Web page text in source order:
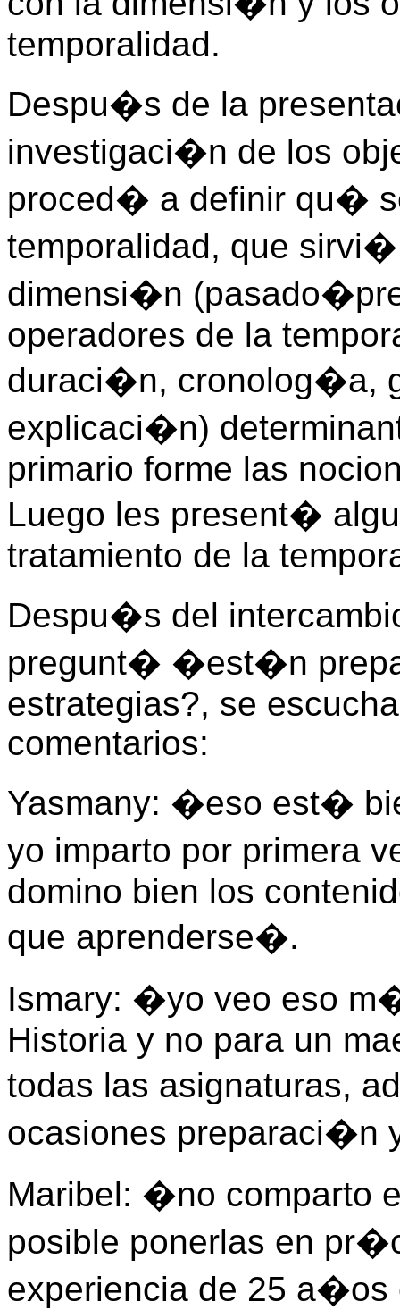
temporalidad.
Despu�s de la
investigaci�n de los
proced� a definir qu�
temporalidad, que
dimensi�n
operadores de la
duraci�n, cronolog�a,
explicaci�n)
primario forme las
Luego les present�
tratamiento de la
Despu�s del
pregunt� �est�n
estrategias?, se
comentarios:
Yasmany: �eso est�
yo imparto por primera
domino bien los
que aprenderse�.
Ismary: �yo veo eso
Historia y no para un
todas las asignaturas,
ocasiones preparaci�n
Maribel: �no comparto
posible ponerlas en
experiencia de 25